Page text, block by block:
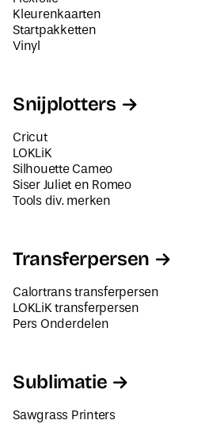
Kleurenkaarten
Startpakketten
Vinyl
Snijplotters
Cricut
LOKLiK
Silhouette Cameo
Siser Juliet en Romeo
Tools div. merken
Transferpersen
Calortrans transferpersen
LOKLiK transferpersen
Pers Onderdelen
Sublimatie
Sawgrass Printers